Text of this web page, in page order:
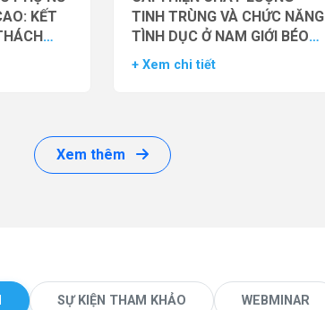
KẾT
TINH TRÙNG VÀ CHỨC NĂNG
TÌNH DỤC Ở NAM GIỚI BÉO
PHÌ BẰNG THUỐC ĐỒNG VẬN
+ Xem chi tiết
Xem thêm
SỰ KIỆN THAM KHẢO WEBMINAR